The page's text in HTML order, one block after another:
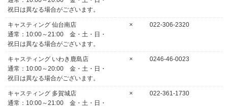
祝日は異なる場合がございます。
キャスティング 仙台南店
通常：10:00～21:00 金・土・日・
祝日は異なる場合がございます。
× 022-306-2320
キャスティング いわき鹿島店
通常：10:00～20:00 金・土・日・
祝日は異なる場合がございます。
× 0246-46-0023
キャスティング 多賀城店
通常：10:00～21:00 金・土・日・
× 022-361-1730